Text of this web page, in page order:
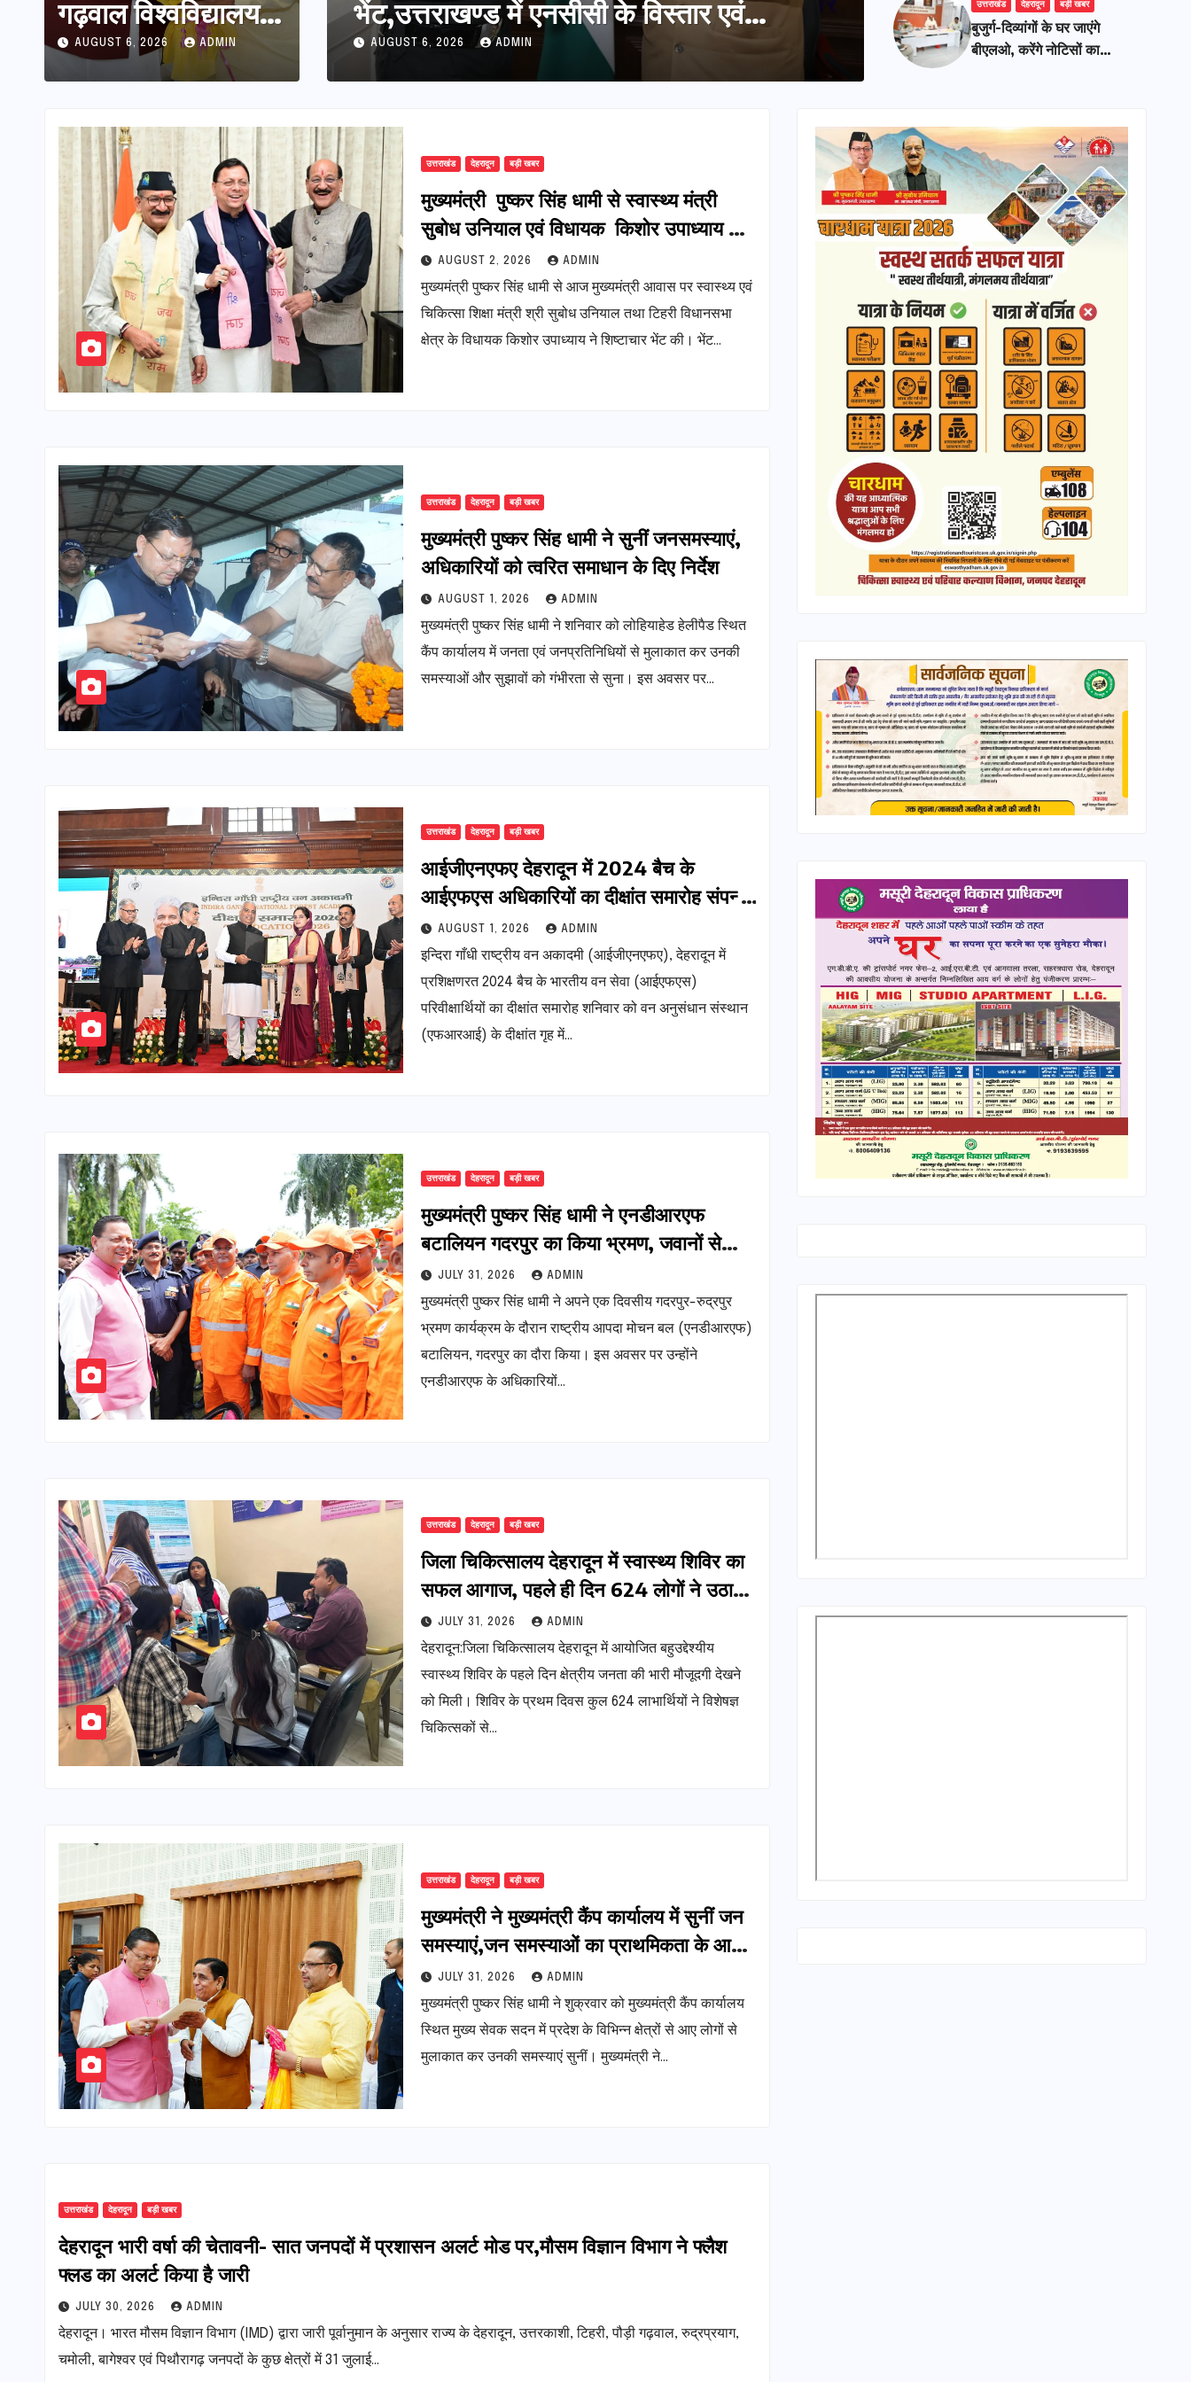
गढ़वाल विश्वविद्यालय में
अनुसंधान संरचना होगी
सुदृढ,उच्च शिक्षा मंत्री
नवनियुक्त केन्द्रीय
शिक्षा मंत्री से की
मुलाकात
AUGUST 6, 2026 ADMIN
के विस्तार एवं
के विकास पर हुई
विकास के लिए 25 बड़े प्रस्तावों को मिली हरी
झंडी
AUGUST 5, 2026 ADMIN
नोटिसों का निस्तारण
AUGUST 5, 2026 ADMIN
उत्तराखंड देहरादून बड़ी खबर
बुजुर्ग-दिव्यांगों के घर जाएंगे
बीएलओ, करेंगे नोटिसों का
उत्तराखंड देहरादून बड़ी खबर
मुख्यमंत्री पुष्कर सिंह धामी से स्वास्थ्य मंत्री
सुबोध उनियाल एवं विधायक किशोर उपाध्याय ने
की भेंट,टिहरी में मेडिकल कॉलेज की स्थापना को
लेकर हुई विस्तृत चर्चा, स्वास्थ्य सुविधाओं के
सुदृढ़ीकरण के लिए सरकार प्रतिबद्ध
AUGUST 2, 2026 ADMIN
मुख्यमंत्री पुष्कर सिंह धामी से आज मुख्यमंत्री आवास पर स्वास्थ्य एवं
चिकित्सा शिक्षा मंत्री श्री सुबोध उनियाल तथा टिहरी विधानसभा
क्षेत्र के विधायक किशोर उपाध्याय ने शिष्टाचार भेंट की। भेंट…
उत्तराखंड देहरादून बड़ी खबर
मुख्यमंत्री पुष्कर सिंह धामी ने सुनीं जनसमस्याएं,
अधिकारियों को त्वरित समाधान के दिए निर्देश
AUGUST 1, 2026 ADMIN
मुख्यमंत्री पुष्कर सिंह धामी ने शनिवार को लोहियाहेड हेलीपैड स्थित
कैंप कार्यालय में जनता एवं जनप्रतिनिधियों से मुलाकात कर उनकी
समस्याओं और सुझावों को गंभीरता से सुना। इस अवसर पर…
उत्तराखंड देहरादून बड़ी खबर
आईजीएनएफए देहरादून में 2024 बैच के
आईएफएस अधिकारियों का दीक्षांत समारोह संपन्न;
केंद्रीय मंत्री भूपेंद्र यादव ने बांटे पदक
AUGUST 1, 2026 ADMIN
इन्दिरा गाँधी राष्ट्रीय वन अकादमी (आईजीएनएफए), देहरादून में
प्रशिक्षणरत 2024 बैच के भारतीय वन सेवा (आईएफएस)
परिवीक्षार्थियों का दीक्षांत समारोह शनिवार को वन अनुसंधान संस्थान
(एफआरआई) के दीक्षांत गृह में…
उत्तराखंड देहरादून बड़ी खबर
मुख्यमंत्री पुष्कर सिंह धामी ने एनडीआरएफ
बटालियन गदरपुर का किया भ्रमण, जवानों से
संवाद कर आपदा प्रबंधन व्यवस्थाओं की ली
जानकारी
JULY 31, 2026 ADMIN
मुख्यमंत्री पुष्कर सिंह धामी ने अपने एक दिवसीय गदरपुर-रुद्रपुर
भ्रमण कार्यक्रम के दौरान राष्ट्रीय आपदा मोचन बल (एनडीआरएफ)
बटालियन, गदरपुर का दौरा किया। इस अवसर पर उन्होंने
एनडीआरएफ के अधिकारियों…
उत्तराखंड देहरादून बड़ी खबर
जिला चिकित्सालय देहरादून में स्वास्थ्य शिविर का
सफल आगाज, पहले ही दिन 624 लोगों ने उठाया
लाभJULY 31, 2026 ADMIN
देहरादून:जिला चिकित्सालय देहरादून में आयोजित बहुउद्देश्यीय
स्वास्थ्य शिविर के पहले दिन क्षेत्रीय जनता की भारी मौजूदगी देखने
को मिली। शिविर के प्रथम दिवस कुल 624 लाभार्थियों ने विशेषज्ञ
चिकित्सकों से…
उत्तराखंड देहरादून बड़ी खबर
मुख्यमंत्री ने मुख्यमंत्री कैंप कार्यालय में सुनीं जन
समस्याएं,जन समस्याओं का प्राथमिकता के आधार
पर शीघ्र समाधान सुनिश्चित करने के दिए निर्देश
JULY 31, 2026 ADMIN
मुख्यमंत्री पुष्कर सिंह धामी ने शुक्रवार को मुख्यमंत्री कैंप कार्यालय
स्थित मुख्य सेवक सदन में प्रदेश के विभिन्न क्षेत्रों से आए लोगों से
मुलाकात कर उनकी समस्याएं सुनीं। मुख्यमंत्री ने…
उत्तराखंड देहरादून बड़ी खबर
देहरादून भारी वर्षा की चेतावनी- सात जनपदों में प्रशासन अलर्ट मोड पर,मौसम विज्ञान विभाग ने फ्लैश
फ्लड का अलर्ट किया है जारी
JULY 30, 2026 ADMIN
देहरादून। भारत मौसम विज्ञान विभाग (IMD) द्वारा जारी पूर्वानुमान के अनुसार राज्य के देहरादून, उत्तरकाशी, टिहरी, पौड़ी गढ़वाल, रुद्रप्रयाग,
चमोली, बागेश्वर एवं पिथौरागढ़ जनपदों के कुछ क्षेत्रों में 31 जुलाई…